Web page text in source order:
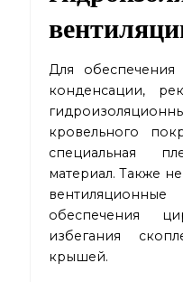
Для
конденсации,
кровельного
специальная
материал. Также
обеспечения
избегания
крышей.